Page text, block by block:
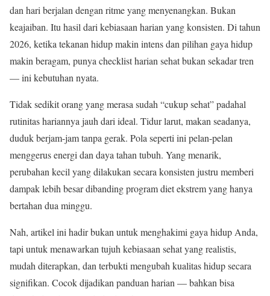
dan hari berjalan dengan ritme yang menyenangkan. Bukan
keajaiban. Itu hasil dari kebiasaan harian yang konsisten. Di tahun
2026, ketika tekanan hidup makin intens dan pilihan gaya hidup
makin beragam, punya checklist harian sehat bukan sekadar tren
— ini kebutuhan nyata.
Tidak sedikit orang yang merasa sudah “cukup sehat” padahal
rutinitas hariannya jauh dari ideal. Tidur larut, makan seadanya,
duduk berjam-jam tanpa gerak. Pola seperti ini pelan-pelan
menggerus energi dan daya tahan tubuh. Yang menarik,
perubahan kecil yang dilakukan secara konsisten justru memberi
dampak lebih besar dibanding program diet ekstrem yang hanya
bertahan dua minggu.
Nah, artikel ini hadir bukan untuk menghakimi gaya hidup Anda,
tapi untuk menawarkan tujuh kebiasaan sehat yang realistis,
mudah diterapkan, dan terbukti mengubah kualitas hidup secara
signifikan. Cocok dijadikan panduan harian — bahkan bisa